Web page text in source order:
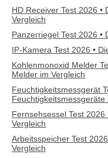
HD Receiver Test 2026 •
Vergleich
Panzerriegel Test 2026 •
IP-Kamera Test 2026 •
Kohlenmonoxid Melder
Melder im Vergleich
Feuchtigkeitsmessgerät
Feuchtigkeitsmessgeräte
Fernsehsessel Test
Vergleich
Arbeitsspeicher Test
Vergleich